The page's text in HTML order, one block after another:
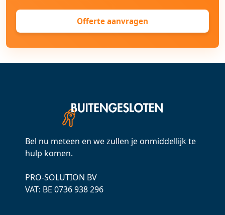
Offerte aanvragen
Bel nu meteen en we zullen je onmiddellijk te
hulp komen.
PRO-SOLUTION BV
VAT: ВЕ 0736 938 296